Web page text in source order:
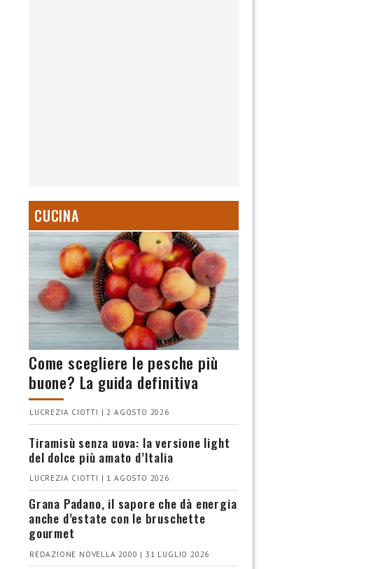
CUCINA
Come scegliere le pesche più
buone? La guida definitiva
LUCREZIA CIOTTI | 2 AGOSTO 2026
Tiramisù senza uova: la versione light
del dolce più amato d’Italia
LUCREZIA CIOTTI | 1 AGOSTO 2026
Grana Padano, il sapore che dà energia
anche d’estate con le bruschette
gourmet
REDAZIONE NOVELLA 2000 | 31 LUGLIO 2026